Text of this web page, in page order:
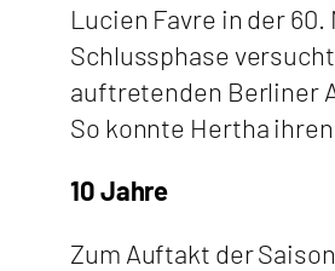
Lucien Favre in der
Schlussphase
auftretenden Berliner
So konnte Hertha
10 Jahre
Zum Auftakt der